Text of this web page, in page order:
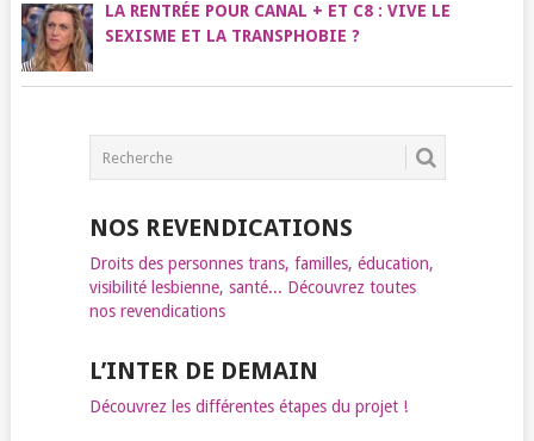
LA RENTRÉE POUR CANAL + ET C8 : VIVE LE
SEXISME ET LA TRANSPHOBIE ?
NOS REVENDICATIONS
Droits des personnes trans, familles, éducation,
visibilité lesbienne, santé... Découvrez toutes
nos revendications
L’INTER DE DEMAIN
Découvrez les différentes étapes du projet !